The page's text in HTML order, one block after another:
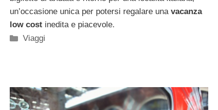
un’occasione unica per potersi regalare una vacanza
low cost inedita e piacevole.
Categorie
Viaggi